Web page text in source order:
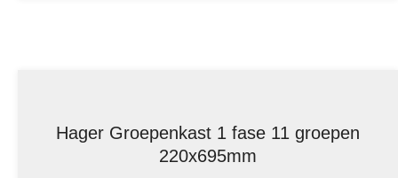
Hager Groepenkast 1 fase 11 groepen
220x695mm